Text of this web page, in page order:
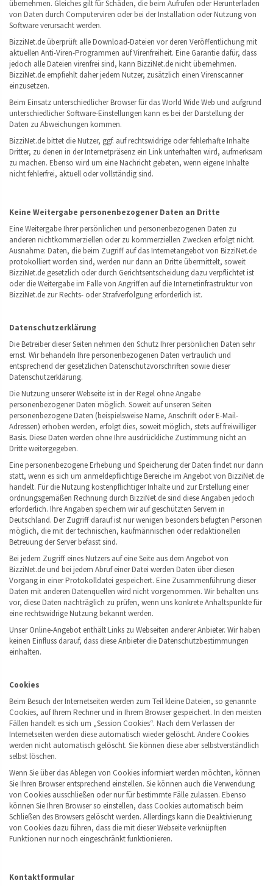
übernehmen. Gleiches gilt für Schäden, die beim Aufrufen oder Herunterladen
von Daten durch Computerviren oder bei der Installation oder Nutzung von
Software verursacht werden.
BizziNet.de überprüft alle Download-Dateien vor deren Veröffentlichung mit
aktuellen Anti-Viren-Programmen auf Virenfreiheit. Eine Garantie dafür, dass
jedoch alle Dateien virenfrei sind, kann BizziNet.de nicht übernehmen.
BizziNet.de empfiehlt daher jedem Nutzer, zusätzlich einen Virenscanner
einzusetzen.
Beim Einsatz unterschiedlicher Browser für das World Wide Web und aufgrund
unterschiedlicher Software-Einstellungen kann es bei der Darstellung der
Daten zu Abweichungen kommen.
BizziNet.de bittet die Nutzer, ggf. auf rechtswidrige oder fehlerhafte Inhalte
Dritter, zu denen in der Internetpräsenz ein Link unterhalten wird, aufmerksam
zu machen. Ebenso wird um eine Nachricht gebeten, wenn eigene Inhalte
nicht fehlerfrei, aktuell oder vollständig sind.
Keine Weitergabe personenbezogener Daten an Dritte
Eine Weitergabe Ihrer persönlichen und personenbezogenen Daten zu
anderen nichtkommerziellen oder zu kommerziellen Zwecken erfolgt nicht.
Ausnahme: Daten, die beim Zugriff auf das Internetangebot von BizziNet.de
protokolliert worden sind, werden nur dann an Dritte übermittelt, soweit
BizziNet.de gesetzlich oder durch Gerichtsentscheidung dazu verpflichtet ist
oder die Weitergabe im Falle von Angriffen auf die Internetinfrastruktur von
BizziNet.de zur Rechts- oder Strafverfolgung erforderlich ist.
Datenschutzerklärung
Die Betreiber dieser Seiten nehmen den Schutz Ihrer persönlichen Daten sehr
ernst. Wir behandeln Ihre personenbezogenen Daten vertraulich und
entsprechend der gesetzlichen Datenschutzvorschriften sowie dieser
Datenschutzerklärung.
Die Nutzung unserer Webseite ist in der Regel ohne Angabe
personenbezogener Daten möglich. Soweit auf unseren Seiten
personenbezogene Daten (beispielsweise Name, Anschrift oder E-Mail-
Adressen) erhoben werden, erfolgt dies, soweit möglich, stets auf freiwilliger
Basis. Diese Daten werden ohne Ihre ausdrückliche Zustimmung nicht an
Dritte weitergegeben.
Eine personenbezogene Erhebung und Speicherung der Daten findet nur dann
statt, wenn es sich um anmeldepflichtige Bereiche im Angebot von BizziNet.de
handelt. Für die Nutzung kostenpflichtiger Inhalte und zur Erstellung einer
ordnungsgemäßen Rechnung durch BizziNet.de sind diese Angaben jedoch
erforderlich. Ihre Angaben speichern wir auf geschützten Servern in
Deutschland. Der Zugriff darauf ist nur wenigen besonders befugten Personen
möglich, die mit der technischen, kaufmännischen oder redaktionellen
Betreuung der Server befasst sind.
Bei jedem Zugriff eines Nutzers auf eine Seite aus dem Angebot von
BizziNet.de und bei jedem Abruf einer Datei werden Daten über diesen
Vorgang in einer Protokolldatei gespeichert. Eine Zusammenführung dieser
Daten mit anderen Datenquellen wird nicht vorgenommen. Wir behalten uns
vor, diese Daten nachträglich zu prüfen, wenn uns konkrete Anhaltspunkte für
eine rechtswidrige Nutzung bekannt werden.
Unser Online-Angebot enthält Links zu Webseiten anderer Anbieter. Wir haben
keinen Einfluss darauf, dass diese Anbieter die Datenschutzbestimmungen
einhalten.
Cookies
Beim Besuch der Internetseiten werden zum Teil kleine Dateien, so genannte
Cookies, auf Ihrem Rechner und in Ihrem Browser gespeichert. In den meisten
Fällen handelt es sich um „Session Cookies“. Nach dem Verlassen der
Internetseiten werden diese automatisch wieder gelöscht. Andere Cookies
werden nicht automatisch gelöscht. Sie können diese aber selbstverständlich
selbst löschen.
Wenn Sie über das Ablegen von Cookies informiert werden möchten, können
Sie Ihren Browser entsprechend einstellen. Sie können auch die Verwendung
von Cookies ausschließen oder nur für bestimmte Fälle zulassen. Ebenso
können Sie Ihren Browser so einstellen, dass Cookies automatisch beim
Schließen des Browsers gelöscht werden. Allerdings kann die Deaktivierung
von Cookies dazu führen, dass die mit dieser Webseite verknüpften
Funktionen nur noch eingeschränkt funktionieren.
Kontaktformular